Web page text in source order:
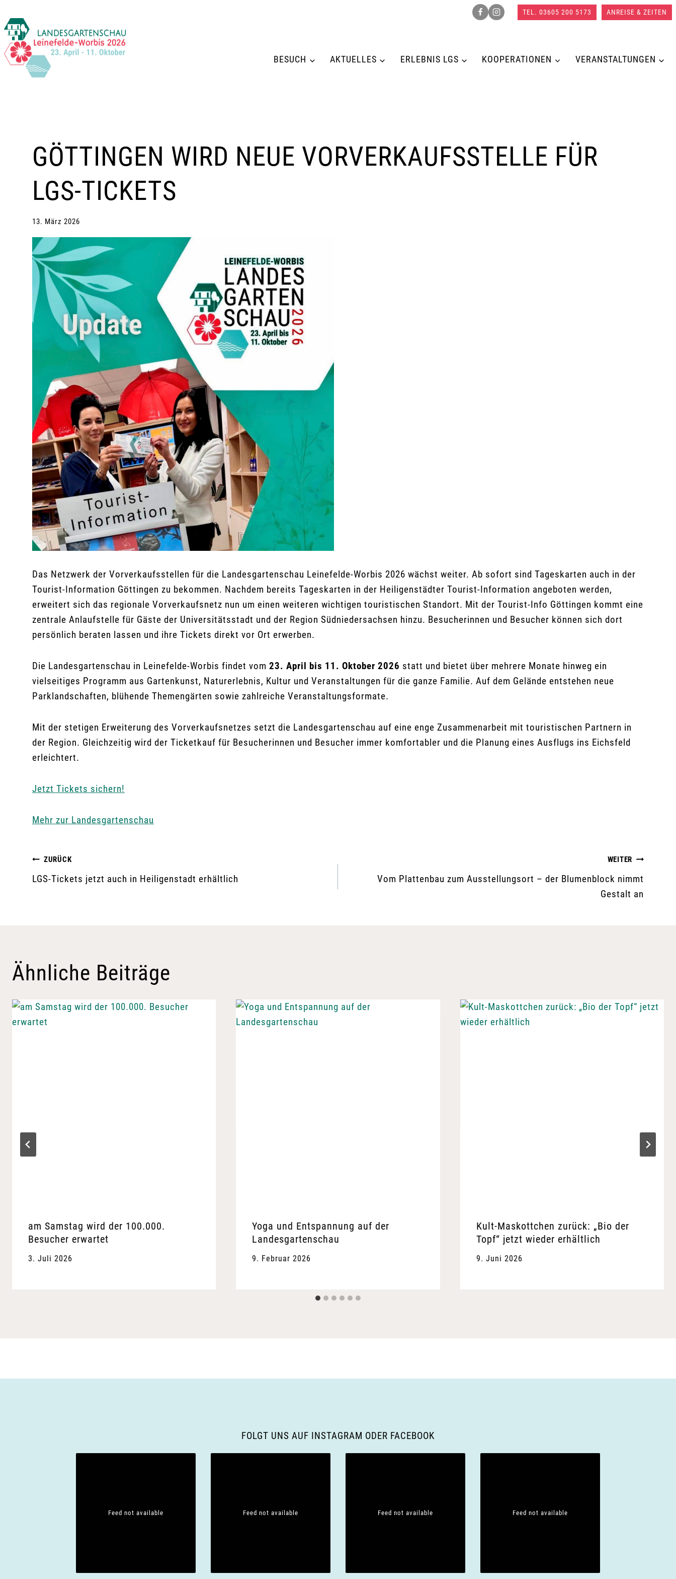
Inhalt
springen
TEL. 03605 200 5173 ANREISE & ZEITEN
BESUCH AKTUELLES ERLEBNIS LGS KOOPERATIONEN VERANSTALTUNGEN
GÖTTINGEN WIRD NEUE VORVERKAUFSSTELLE FÜR
LGS-TICKETS
13. März 2026
Das Netzwerk der Vorverkaufsstellen für die Landesgartenschau Leinefelde-Worbis 2026 wächst weiter. Ab sofort sind Tageskarten auch in der
Tourist-Information Göttingen zu bekommen. Nachdem bereits Tageskarten in der Heiligenstädter Tourist-Information angeboten werden,
erweitert sich das regionale Vorverkaufsnetz nun um einen weiteren wichtigen touristischen Standort. Mit der Tourist-Info Göttingen kommt eine
zentrale Anlaufstelle für Gäste der Universitätsstadt und der Region Südniedersachsen hinzu. Besucherinnen und Besucher können sich dort
persönlich beraten lassen und ihre Tickets direkt vor Ort erwerben.
Die Landesgartenschau in Leinefelde-Worbis findet vom 23. April bis 11. Oktober 2026 statt und bietet über mehrere Monate hinweg ein
vielseitiges Programm aus Gartenkunst, Naturerlebnis, Kultur und Veranstaltungen für die ganze Familie. Auf dem Gelände entstehen neue
Parklandschaften, blühende Themengärten sowie zahlreiche Veranstaltungsformate.
Mit der stetigen Erweiterung des Vorverkaufsnetzes setzt die Landesgartenschau auf eine enge Zusammenarbeit mit touristischen Partnern in
der Region. Gleichzeitig wird der Ticketkauf für Besucherinnen und Besucher immer komfortabler und die Planung eines Ausflugs ins Eichsfeld
erleichtert.
Jetzt Tickets sichern!
Mehr zur Landesgartenschau
Beitragsnavigation
ZURÜCK
LGS-Tickets jetzt auch in Heiligenstadt erhältlich
WEITER
Vom Plattenbau zum Ausstellungsort – der Blumenblock nimmt
Gestalt an
Ähnliche Beiträge
am Samstag wird der 100.000.
Besucher erwartet
3. Juli 2026
Yoga und Entspannung auf der
Landesgartenschau
9. Februar 2026
Kult-Maskottchen zurück: „Bio der
Topf“ jetzt wieder erhältlich
9. Juni 2026
FOLGT UNS AUF INSTAGRAM ODER FACEBOOK
Feed not available Feed not available Feed not available Feed not available